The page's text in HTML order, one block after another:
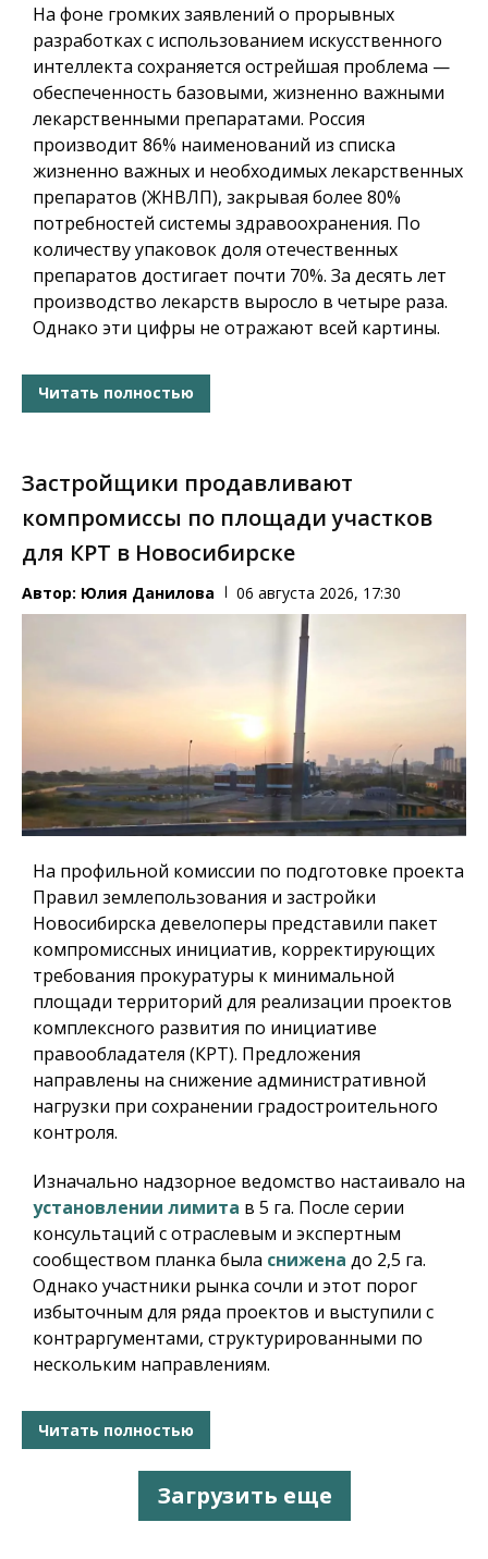
На фоне громких заявлений о прорывных
разработках с использованием искусственного
интеллекта сохраняется острейшая проблема —
обеспеченность базовыми, жизненно важными
лекарственными препаратами. Россия
производит 86% наименований из списка
жизненно важных и необходимых лекарственных
препаратов (ЖНВЛП), закрывая более 80%
потребностей системы здравоохранения. По
количеству упаковок доля отечественных
препаратов достигает почти 70%. За десять лет
производство лекарств выросло в четыре раза.
Однако эти цифры не отражают всей картины.
Читать полностью
Застройщики продавливают
компромиссы по площади участков
для КРТ в Новосибирске
Автор: Юлия Данилова 06 августа 2026, 17:30
На профильной комиссии по подготовке проекта
Правил землепользования и застройки
Новосибирска девелоперы представили пакет
компромиссных инициатив, корректирующих
требования прокуратуры к минимальной
площади территорий для реализации проектов
комплексного развития по инициативе
правообладателя (КРТ). Предложения
направлены на снижение административной
нагрузки при сохранении градостроительного
контроля.
Изначально надзорное ведомство настаивало на
установлении лимита в 5 га. После серии
консультаций с отраслевым и экспертным
сообществом планка была снижена до 2,5 га.
Однако участники рынка сочли и этот порог
избыточным для ряда проектов и выступили с
контраргументами, структурированными по
нескольким направлениям.
Читать полностью
Загрузить еще